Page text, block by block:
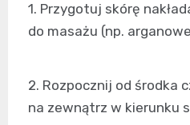
1. Przygotuj skórę
do masażu (np.
2. Rozpocznij od środka
na zewnątrz w kierunku